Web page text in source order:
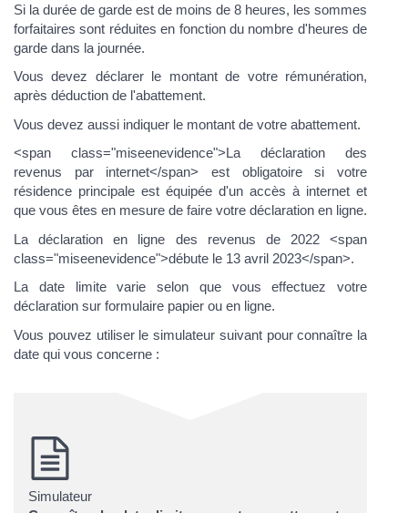
Si la durée de garde est de moins de 8 heures, les sommes
forfaitaires sont réduites en fonction du nombre d'heures de
garde dans la journée.
Vous devez déclarer le montant de votre rémunération,
après déduction de l'abattement.
Vous devez aussi indiquer le montant de votre abattement.
<span class="miseenevidence">La déclaration des
revenus par internet</span> est obligatoire si votre
résidence principale est équipée d'un accès à internet et
que vous êtes en mesure de faire votre déclaration en ligne.
La déclaration en ligne des revenus de 2022 <span
class="miseenevidence">débute le 13 avril 2023</span>.
La date limite varie selon que vous effectuez votre
déclaration sur formulaire papier ou en ligne.
Vous pouvez utiliser le simulateur suivant pour connaître la
date qui vous concerne :
Simulateur